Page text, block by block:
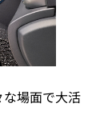
場面で大活